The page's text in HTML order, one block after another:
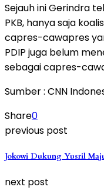
Sejauh ini Gerindra
PKB, hanya saja
capres-cawapres
PDIP juga belum
sebagai capres-
Sumber : CNN
Share0
previous post
Jokowi Dukung Yusril
next post